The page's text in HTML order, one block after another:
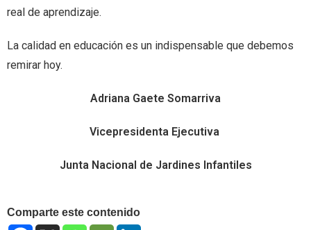
real de aprendizaje.
La calidad en educación es un indispensable que debemos
remirar hoy.
Adriana Gaete Somarriva
Vicepresidenta Ejecutiva
Junta Nacional de Jardines Infantiles
Comparte este contenido